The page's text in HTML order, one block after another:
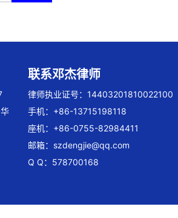
联系邓杰律师
律师执业证号：14403201810022100
手机：+86-13715198118
座机：+86-0755-82984411
邮箱： szdengjie@qq.com
Q Q：578700168